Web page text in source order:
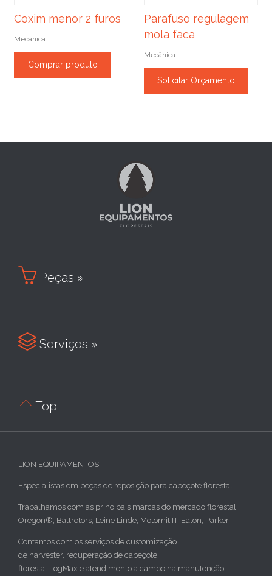
Coxim menor 2 furos
Mecânica
Comprar produto
Parafuso regulagem
mola faca
Mecânica
Solicitar Orçamento
 Peças »
 Serviços »
 Top
LION EQUIPAMENTOS:
Especialistas em peças de reposição para cabeçote florestal.
Trabalhamos com as principais marcas do mercado florestal:
Oregon®, Baltrotors, Leine Linde, Motomit IT, Eaton, Parker.
Contamos com os serviços de customização
de harvester, recuperação de cabeçote
florestal LogMax e atendimento a campo na manutenção